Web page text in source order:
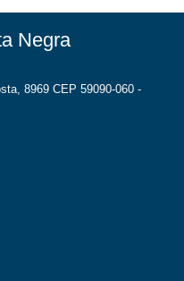
Negra
8969 CEP 59090-060 -